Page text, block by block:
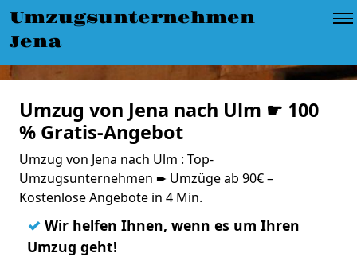
Umzugsunternehmen
Jena
Umzug von Jena nach Ulm ☛ 100
% Gratis-Angebot
Umzug von Jena nach Ulm : Top-
Umzugsunternehmen ➨ Umzüge ab 90€ –
Kostenlose Angebote in 4 Min.
✓ Wir helfen Ihnen, wenn es um Ihren
Umzug geht!